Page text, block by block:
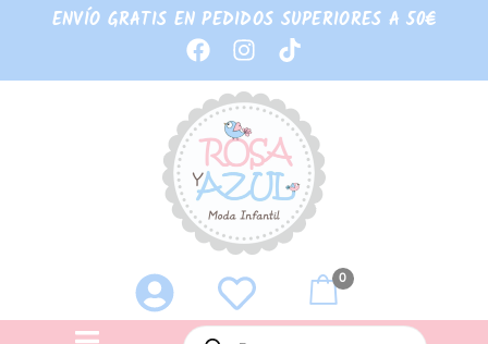
ENVÍO GRATIS EN PEDIDOS SUPERIORES A 50€
0